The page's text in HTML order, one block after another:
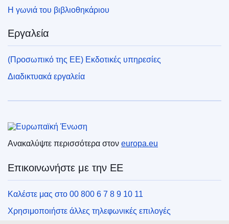
Η γωνιά του βιβλιοθηκάριου
Εργαλεία
(Προσωπικό της ΕΕ) Εκδοτικές υπηρεσίες
Διαδικτυακά εργαλεία
Ευρωπαϊκή Ένωση
Ανακαλύψτε περισσότερα στον europa.eu
Επικοινωνήστε με την ΕΕ
Καλέστε μας στο 00 800 6 7 8 9 10 11
Χρησιμοποιήστε άλλες τηλεφωνικές επιλογές